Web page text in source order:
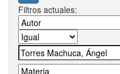
Filtros actuales: